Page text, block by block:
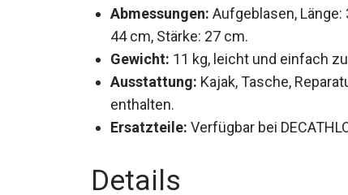
Abmessungen: Aufgeblasen,
44 cm, Stärke: 27 cm.
Gewicht: 11 kg, leicht und einfach
Ausstattung: Kajak, Tasche,
enthalten.
Ersatzteile: Verfügbar bei
Details